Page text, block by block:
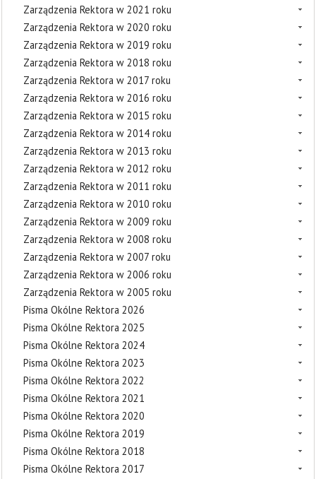
Zarządzenia Rektora w 2021 roku
Zarządzenia Rektora w 2020 roku
Zarządzenia Rektora w 2019 roku
Zarządzenia Rektora w 2018 roku
Zarządzenia Rektora w 2017 roku
Zarządzenia Rektora w 2016 roku
Zarządzenia Rektora w 2015 roku
Zarządzenia Rektora w 2014 roku
Zarządzenia Rektora w 2013 roku
Zarządzenia Rektora w 2012 roku
Zarządzenia Rektora w 2011 roku
Zarządzenia Rektora w 2010 roku
Zarządzenia Rektora w 2009 roku
Zarządzenia Rektora w 2008 roku
Zarządzenia Rektora w 2007 roku
Zarządzenia Rektora w 2006 roku
Zarządzenia Rektora w 2005 roku
Pisma Okólne Rektora 2026
Pisma Okólne Rektora 2025
Pisma Okólne Rektora 2024
Pisma Okólne Rektora 2023
Pisma Okólne Rektora 2022
Pisma Okólne Rektora 2021
Pisma Okólne Rektora 2020
Pisma Okólne Rektora 2019
Pisma Okólne Rektora 2018
Pisma Okólne Rektora 2017